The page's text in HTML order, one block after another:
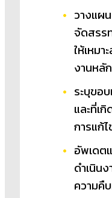
วางแผ
จัดสรร
ให้เหม
งานหลัก
ระบุขอ
และที่เ
การแก้
อัพเดต
ดำเนิน
ความคื